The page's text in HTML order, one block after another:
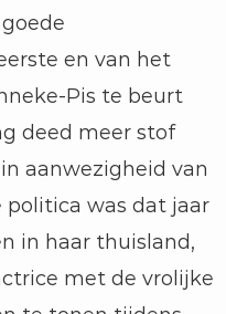
en van het
Pis te beurt
deed meer stof
aanwezigheid van
politica was dat jaar
in haar thuisland,
met de vrolijke